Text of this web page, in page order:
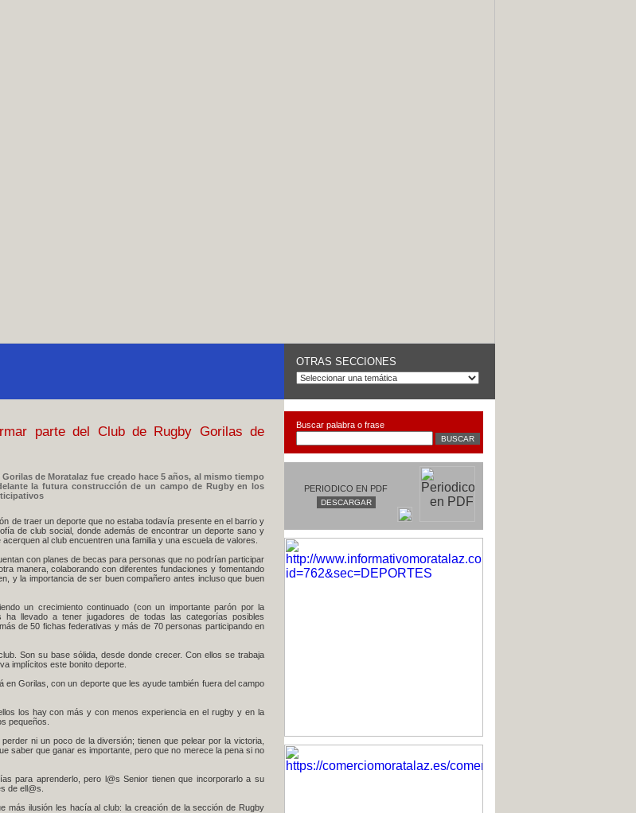
OTRAS SECCIONES
parte del Club de Rugby Gorilas de
de Moratalaz fue creado hace 5 años, al mismo tiempo
la futura construcción de un campo de Rugby en los
de traer un deporte que no estaba todavía presente en el barrio y
de club social, donde además de encontrar un deporte sano y
al club encuentren una familia y una escuela de valores.
con planes de becas para personas que no podrían participar
manera, colaborando con diferentes fundaciones y fomentando
y la importancia de ser buen compañero antes incluso que buen
un crecimiento continuado (con un importante parón por la
ha llevado a tener jugadores de todas las categorías posibles
de 50 fichas federativas y más de 70 personas participando en
Son su base sólida, desde donde crecer. Con ellos se trabaja
implícitos este bonito deporte.
Gorilas, con un deporte que les ayude también fuera del campo
los hay con más y con menos experiencia en el rugby y en la
pequeños.
ni un poco de la diversión; tienen que pelear por la victoria,
saber que ganar es importante, pero que no merece la pena si no
para aprenderlo, pero l@s Senior tienen que incorporarlo a su
de ell@s.
más ilusión les hacía al club: la creación de la sección de Rugby
Buscar palabra o frase
PERIODICO EN PDF
DESCARGAR